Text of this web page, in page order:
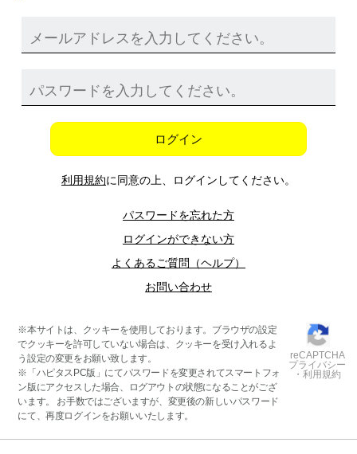
ログイン
利用規約に同意の上、ログインしてください。
パスワードを忘れた方
ログインができない方
よくあるご質問（ヘルプ）
お問い合わせ
※本サイトは、クッキーを使用しております。ブラウザの設定
でクッキーを許可していない場合は、クッキーを受け入れるよ
う設定の変更をお願い致します。
※「ハピタスPC版」にてパスワードを変更されてスマートフォ
ン版にアクセスした場合、ログアウトの状態になることがござ
います。 お手数ではございますが、変更後の新しいパスワード
にて、再度ログインをお願いいたします。
reCAPTCHA
プライバシー
・利用規約